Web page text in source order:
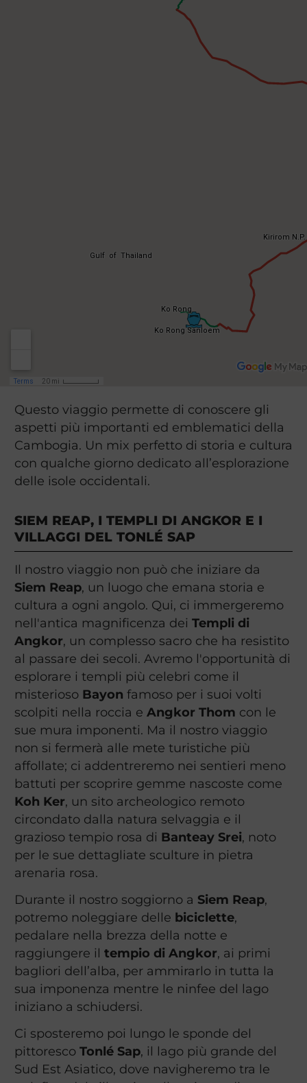
Questo viaggio permette di conoscere gli
aspetti più importanti ed emblematici della
Cambogia. Un mix perfetto di storia e cultura
con qualche giorno dedicato all’esplorazione
delle isole occidentali.
SIEM REAP, I TEMPLI DI ANGKOR E I
VILLAGGI DEL TONLÉ SAP
Il nostro viaggio non può che iniziare da
Siem Reap, un luogo che emana storia e
cultura a ogni angolo. Qui, ci immergeremo
nell'antica magnificenza dei Templi di
Angkor, un complesso sacro che ha resistito
al passare dei secoli. Avremo l'opportunità di
esplorare i templi più celebri come il
misterioso Bayon famoso per i suoi volti
scolpiti nella roccia e Angkor Thom con le
sue mura imponenti. Ma il nostro viaggio
non si fermerà alle mete turistiche più
affollate; ci addentreremo nei sentieri meno
battuti per scoprire gemme nascoste come
Koh Ker, un sito archeologico remoto
circondato dalla natura selvaggia e il
grazioso tempio rosa di Banteay Srei, noto
per le sue dettagliate sculture in pietra
arenaria rosa.
Durante il nostro soggiorno a Siem Reap,
potremo noleggiare delle biciclette,
pedalare nella brezza della notte e
raggiungere il tempio di Angkor, ai primi
bagliori dell’alba, per ammirarlo in tutta la
sua imponenza mentre le ninfee del lago
iniziano a schiudersi.
Ci sposteremo poi lungo le sponde del
pittoresco Tonlé Sap, il lago più grande del
Sud Est Asiatico, dove navigheremo tra le